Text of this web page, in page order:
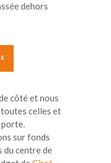
dehors
côté et nous
celles et
sur fonds
du centre de